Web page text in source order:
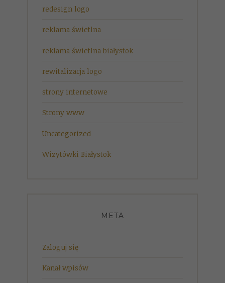
redesign logo
reklama świetlna
reklama świetlna białystok
rewitalizacja logo
strony internetowe
Strony www
Uncategorized
Wizytówki Białystok
META
Zaloguj się
Kanał wpisów